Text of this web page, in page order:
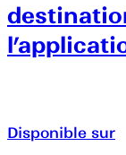
Disponible sur